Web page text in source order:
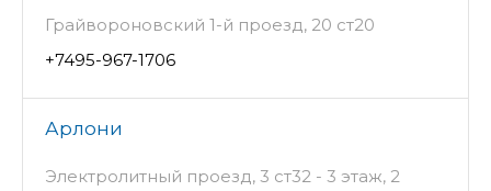
Грайвороновский 1-й проезд, 20 ст20
+7495-967-1706
Арлони
Электролитный проезд, 3 ст32 - 3 этаж, 2